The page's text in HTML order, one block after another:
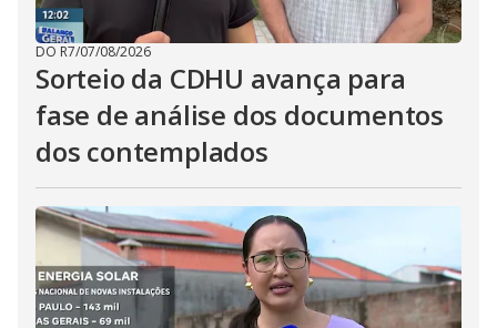
DO R7/07/08/2026
Sorteio da CDHU avança para
fase de análise dos documentos
dos contemplados